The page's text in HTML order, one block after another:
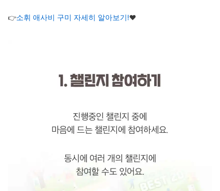
👉소휘 애사비 구미 자세히 알아보기!❤